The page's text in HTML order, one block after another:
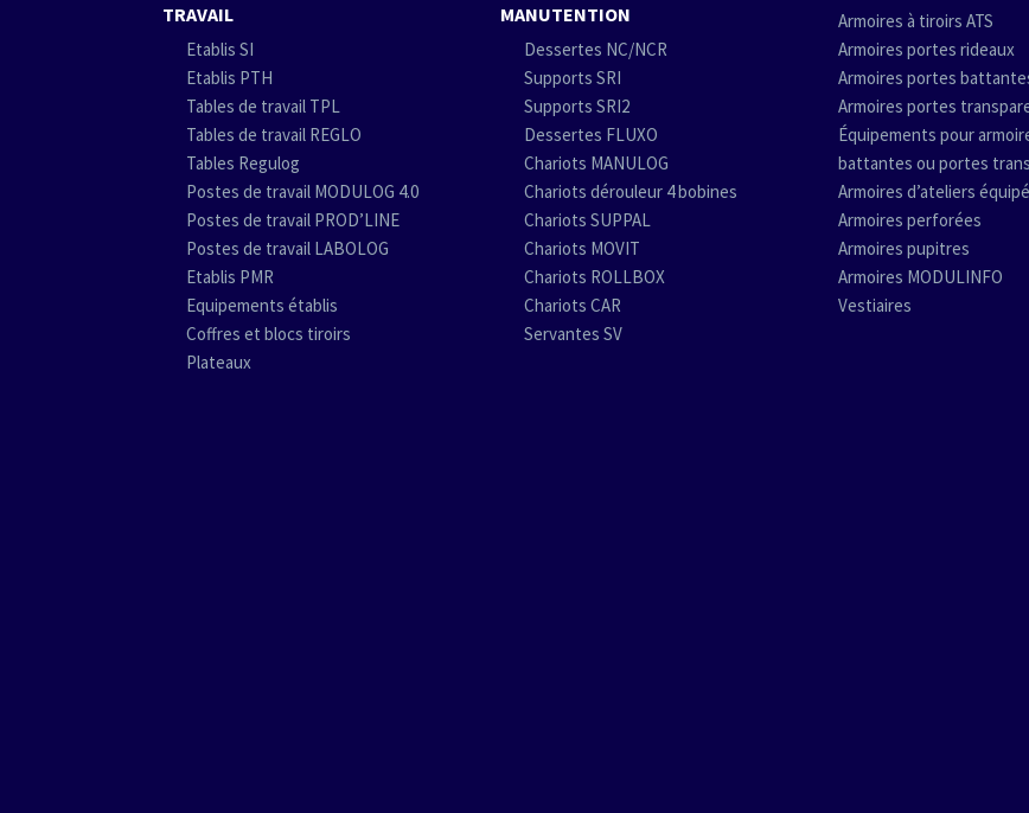
TRAVAIL
Etablis SI
Etablis PTH
Tables de travail TPL
Tables de travail REGLO
Tables Regulog
Postes de travail MODULOG 4.0
Postes de travail PROD’LINE
Postes de travail LABOLOG
Etablis PMR
Equipements établis
Coffres et blocs tiroirs
Plateaux
MANUTENTION
Dessertes NC/NCR
Supports SRI
Supports SRI2
Dessertes FLUXO
Chariots MANULOG
Chariots dérouleur 4 bobines
Chariots SUPPAL
Chariots MOVIT
Chariots ROLLBOX
Chariots CAR
Servantes SV
Armoires à tiroirs ATS
Armoires portes rideaux
Armoires portes
Armoires portes
Équipements pour
battantes ou portes
Armoires d’ateliers
Armoires perforées
Armoires pupitres
Armoires MODULINFO
Vestiaires